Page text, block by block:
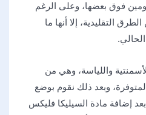
فوق بعضها، وعلى الرغم
التقليدية، إلا أنها ما
واللياسة، وهي من
وبعد ذلك نقوم بوضع
إضافة مادة السيليكا فليكس